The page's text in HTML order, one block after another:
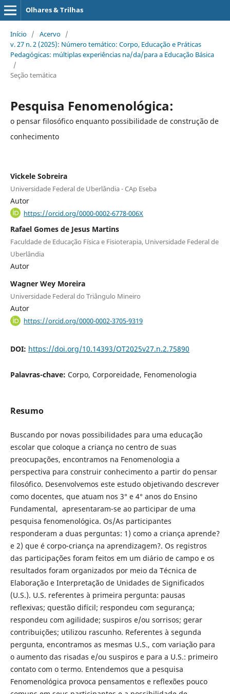
Olhares & Trilhas
Início / Acervo /
v. 27 n. 2 (2025): Número temático: Corpo, Educação e Práticas
Pedagógicas: múltiplas experiências na/da/para a Educação Básica
/
Seção temática
Pesquisa Fenomenológica:
o pensar filosófico enquanto possibilidade de construção de
conhecimento
Vickele Sobreira
Universidade Federal de Uberlândia - CAp Eseba
Autor
https://orcid.org/0000-0002-6778-006X
Rafael Gomes de Jesus Martins
Faculdade de Educação Física e Fisioterapia, Universidade Federal de
Uberlândia
Autor
Wagner Wey Moreira
Universidade Federal do Triângulo Mineiro
Autor
https://orcid.org/0000-0002-3705-9319
DOI: https://doi.org/10.14393/OT2025v27.n.2.75890
Palavras-chave: Corpo, Corporeidade, Fenomenologia
Resumo
Buscando por novas possibilidades para uma educação
escolar que coloque a criança no centro de suas
preocupações, encontramos na Fenomenologia a
perspectiva para construir conhecimento a partir do pensar
filosófico. Desenvolvemos este estudo objetivando descrever
como docentes, que atuam nos 3° e 4° anos do Ensino
Fundamental, apresentaram-se ao participar de uma
pesquisa fenomenológica. Os/As participantes
responderam a duas perguntas: 1) como a criança aprende?
e 2) que é corpo-criança na aprendizagem?. Os registros
das participações foram feitos em um diário de campo e os
resultados foram organizados por meio da Técnica de
Elaboração e Interpretação de Unidades de Significados
(U.S.). U.S. referentes à primeira pergunta: pausas
reflexivas; questão difícil; respondeu com segurança;
respondeu com agilidade; suspiros e/ou sorrisos; gerar
contribuições; utilizou rascunho. Referentes à segunda
pergunta, encontramos as mesmas U.S., com variação para
o aumento das risadas e/ou suspiros e para a U.S.: primeiro
contato com o termo. Entendemos que a pesquisa
Fenomenológica provoca pensamentos e reflexões pouco